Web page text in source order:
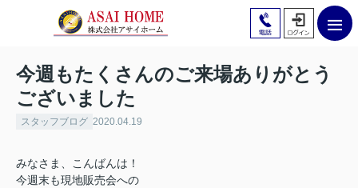
今週もたくさんのご来場ありがとう
ございました
スタッフブログ 2020.04.19
みなさま、こんばんは！
今週末も現地販売会への